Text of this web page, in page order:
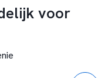
voor